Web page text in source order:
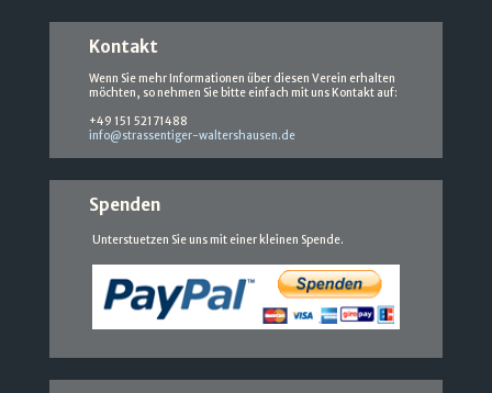
Kontakt
Wenn Sie mehr Informationen über diesen Verein erhalten
möchten, so nehmen Sie bitte einfach mit uns Kontakt auf:
+49 151 52171488
info@strassentiger-waltershausen.de
Spenden
Unterstuetzen Sie uns mit einer kleinen Spende.